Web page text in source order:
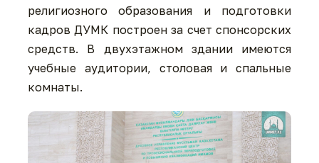
религиозного образования и подготовки
кадров ДУМК построен за счет спонсорских
средств. В двухэтажном здании имеются
учебные аудитории, столовая и спальные
комнаты.